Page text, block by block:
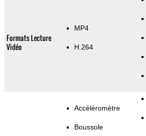
Formats Lecture
Vidéo
MP4
H.264
Accéléromètre
Boussole